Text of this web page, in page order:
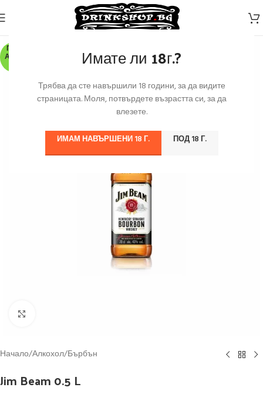
Имате ли 18г.?
Трябва да сте навършили 18 години, за да видите
страницата. Моля, потвърдете възрастта си, за да
влезете.
ИМАМ НАВЪРШЕНИ 18 Г. ПОД 18 Г.
ПО З
АЯВК
Начало/Алкохол/Бърбън
Jim Beam 0.5 L